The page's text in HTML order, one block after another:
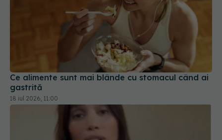
Ce alimente sunt mai blânde cu stomacul când ai